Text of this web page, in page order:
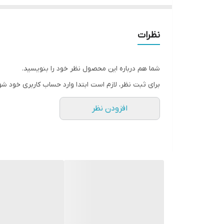
نظرات
شما هم درباره این محصول نظر خود را بنویسید.
برای ثبت نظر، لازم است ابتدا وارد حساب کاربری خود
افزودن نظر